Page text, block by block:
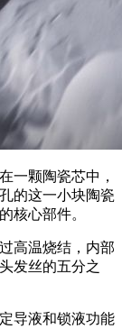
一颗陶瓷芯中，
的这一小块陶瓷
核心部件。
高温烧结，内部
发丝的五分之
导液和锁液功能